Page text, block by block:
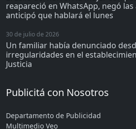
reapareció en WhatsApp, negó las
anticipó que hablará el lunes
30 de julio de 2026
Un familiar había denunciado
irregularidades en el
Justicia
Publicitá con Nosotros
Departamento de Publicidad
Multimedio Veo